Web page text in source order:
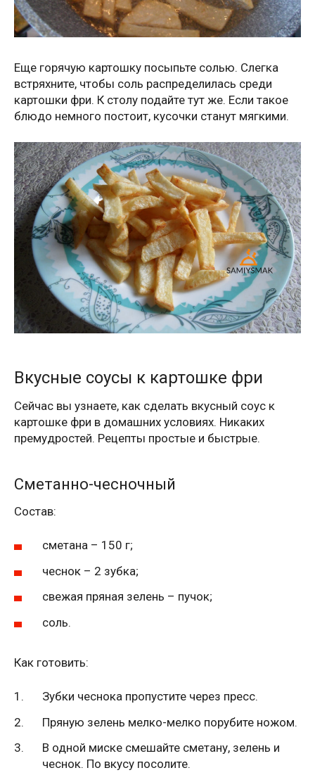
Еще горячую картошку посыпьте солью. Слегка
встряхните, чтобы соль распределилась среди
картошки фри. К столу подайте тут же. Если такое
блюдо немного постоит, кусочки станут мягкими.
Вкусные соусы к картошке фри
Сейчас вы узнаете, как сделать вкусный соус к
картошке фри в домашних условиях. Никаких
премудростей. Рецепты простые и быстрые.
Сметанно-чесночный
Состав:
сметана – 150 г;
чеснок – 2 зубка;
свежая пряная зелень – пучок;
соль.
Как готовить:
Зубки чеснока пропустите через пресс.
Пряную зелень мелко-мелко порубите ножом.
В одной миске смешайте сметану, зелень и
чеснок. По вкусу посолите.